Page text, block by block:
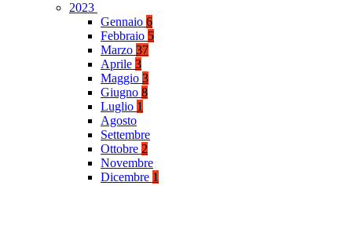
2023
Gennaio 6
Febbraio 5
Marzo 37
Aprile 3
Maggio 3
Giugno 8
Luglio 1
Agosto
Settembre
Ottobre 2
Novembre
Dicembre 1